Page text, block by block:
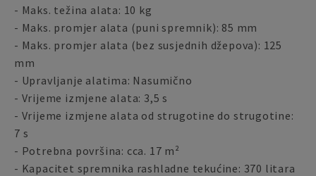
- Maks. težina alata: 10 kg
- Maks. promjer alata (puni spremnik): 85 mm
- Maks. promjer alata (bez susjednih džepova): 125
mm
- Upravljanje alatima: Nasumično
- Vrijeme izmjene alata: 3,5 s
- Vrijeme izmjene alata od strugotine do strugotine:
7 s
- Potrebna površina: cca. 17 m²
- Kapacitet spremnika rashladne tekućine: 370 litara